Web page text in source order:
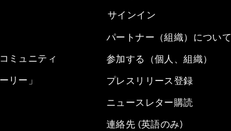
ミュニティ
リー」
サインイン
パートナー（組織）について
参加する（個人、組織）
プレスリリース登録
ニュースレター購読
連絡先 (英語のみ)